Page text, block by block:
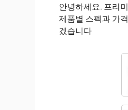
안녕하세요. 프리
제품별 스펙과 가
겠습니다